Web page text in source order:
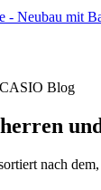
- Neubau mit
nach